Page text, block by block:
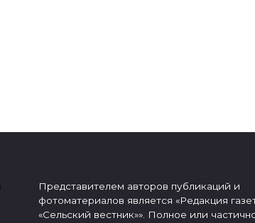
Представителем авторов публикаций и
фотоматериалов является «Редакция
«Сельский вестник»». Полное или